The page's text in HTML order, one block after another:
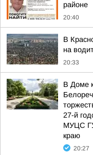
районе
20:40
В
на
20:33
В Доме
27-й
МУЦС
краю
20:27